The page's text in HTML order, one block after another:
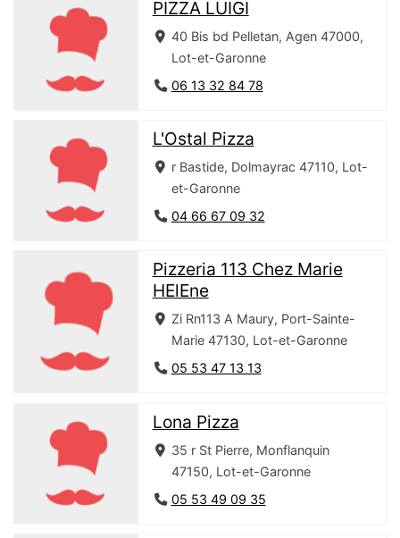
PIZZA LUIGI
40 Bis bd Pelletan, Agen 47000,
Lot-et-Garonne
06 13 32 84 78
L'Ostal Pizza
r Bastide, Dolmayrac 47110, Lot-
et-Garonne
04 66 67 09 32
Pizzeria 113 Chez Marie
HElEne
Zi Rn113 A Maury, Port-Sainte-
Marie 47130, Lot-et-Garonne
05 53 47 13 13
Lona Pizza
35 r St Pierre, Monflanquin
47150, Lot-et-Garonne
05 53 49 09 35